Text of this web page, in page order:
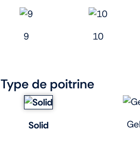
9 10
Type de poitrine
Solid Gel